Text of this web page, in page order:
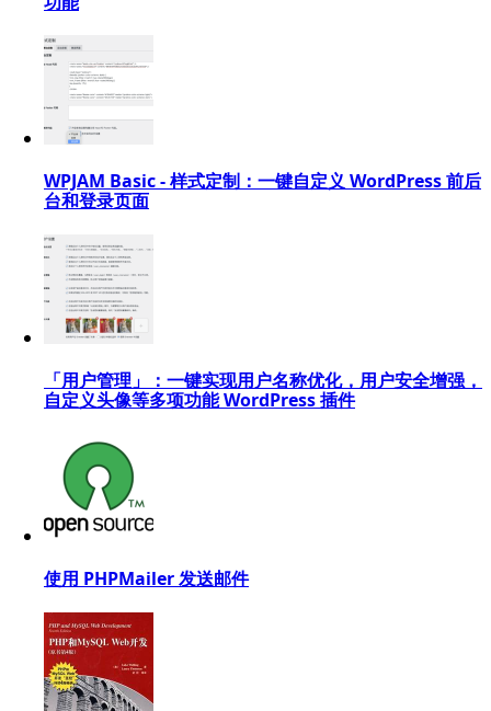
WPJAM Basic - 样式定制：一键自定义 WordPress 前后
台和登录页面
「用户管理」：一键实现用户名称优化，用户安全增强，
自定义头像等多项功能 WordPress 插件
使用 PHPMailer 发送邮件